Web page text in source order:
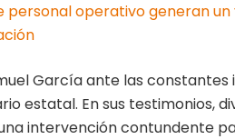
personal operativo generan
García ante las constantes
estatal. En sus testimonios,
intervención contundente